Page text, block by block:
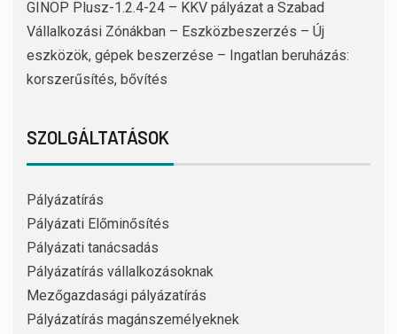
GINOP Plusz-1.2.4-24 – KKV pályázat a Szabad
Vállalkozási Zónákban – Eszközbeszerzés – Új
eszközök, gépek beszerzése – Ingatlan beruházás:
korszerűsítés, bővítés
SZOLGÁLTATÁSOK
Pályázatírás
Pályázati Előminősítés
Pályázati tanácsadás
Pályázatírás vállalkozásoknak
Mezőgazdasági pályázatírás
Pályázatírás magánszemélyeknek